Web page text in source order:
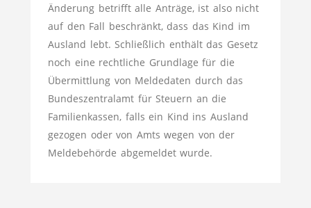
Änderung betrifft alle Anträge, ist also nicht
auf den Fall beschränkt, dass das Kind im
Ausland lebt. Schließlich enthält das Gesetz
noch eine rechtliche Grundlage für die
Übermittlung von Meldedaten durch das
Bundeszentralamt für Steuern an die
Familienkassen, falls ein Kind ins Ausland
gezogen oder von Amts wegen von der
Meldebehörde abgemeldet wurde.